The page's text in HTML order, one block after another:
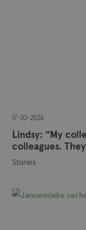
17-02-2026
Lindsy: “My
colleagues.
Stories